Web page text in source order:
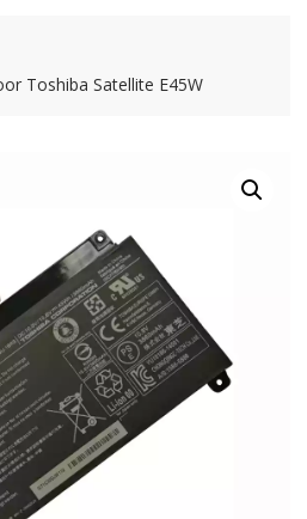
Toshiba Satellite E45W